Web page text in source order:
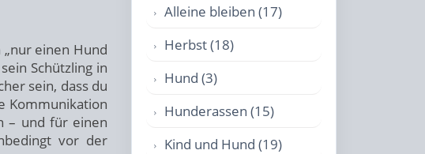
einen Hund
Schützling in
sein, dass du
Kommunikation
– und für einen
vor der
Alleine bleiben (17)
Herbst (18)
Hund (3)
Hunderassen (15)
Kind und Hund (19)